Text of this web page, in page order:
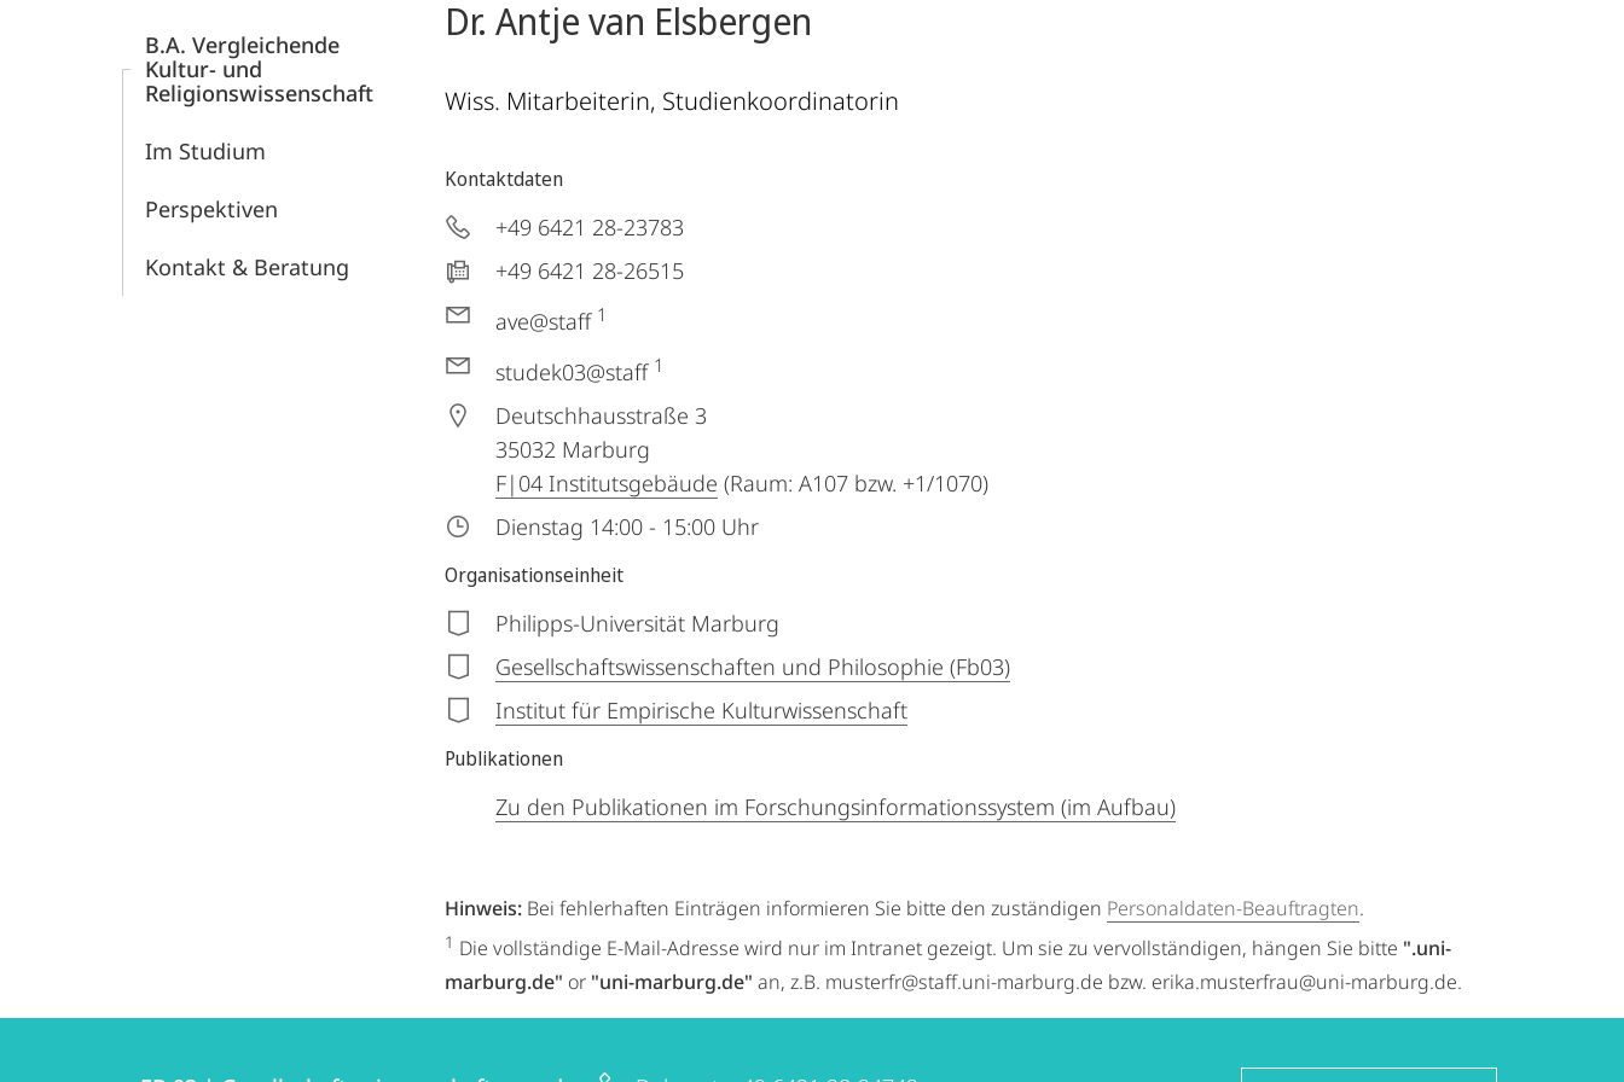
B.A. Vergleichende
Kultur- und
Religionswissenschaft
Im Studium
Perspektiven
Kontakt & Beratung
Dr. Antje van Elsbergen
Wiss. Mitarbeiterin, Studienkoordinatorin
Kontaktdaten
+49 6421 28-23783
+49 6421 28-26515
ave@staff 1
studek03@staff 1
Deutschhausstraße 3
35032 Marburg
F|04 Institutsgebäude (Raum: A107 bzw. +1/1070)
Dienstag 14:00 - 15:00 Uhr
Organisationseinheit
Philipps-Universität Marburg
Gesellschaftswissenschaften und Philosophie (Fb03)
Institut für Empirische Kulturwissenschaft
Publikationen
Zu den Publikationen im Forschungsinformationssystem (im Aufbau)
Hinweis: Bei fehlerhaften Einträgen informieren Sie bitte den zuständigen Personaldaten-Beauftragten.
1 Die vollständige E-Mail-Adresse wird nur im Intranet gezeigt. Um sie zu vervollständigen, hängen Sie bitte ".uni-
marburg.de" or "uni-marburg.de" an, z.B. musterfr@staff.uni-marburg.de bzw. erika.musterfrau@uni-marburg.de.
Kontaktinformationen